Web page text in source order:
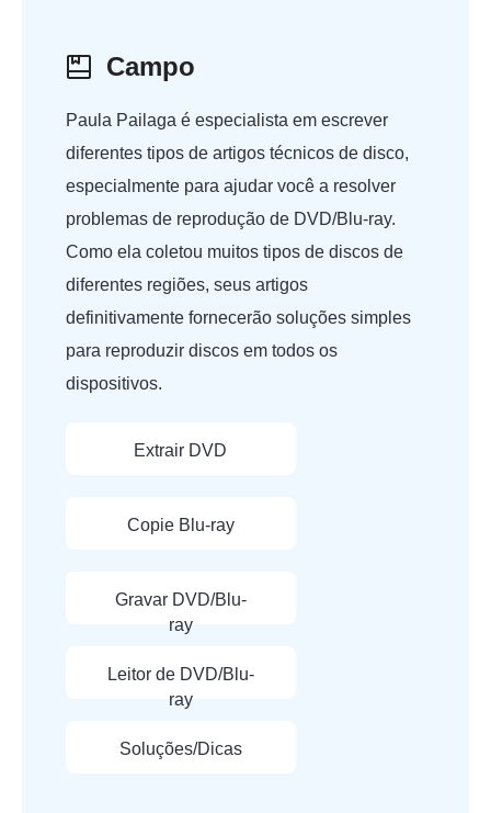
Campo
Paula Pailaga é especialista em escrever
diferentes tipos de artigos técnicos de disco,
especialmente para ajudar você a resolver
problemas de reprodução de DVD/Blu-ray.
Como ela coletou muitos tipos de discos de
diferentes regiões, seus artigos
definitivamente fornecerão soluções simples
para reproduzir discos em todos os
dispositivos.
Extrair DVD
Copie Blu-ray
Gravar DVD/Blu-
ray
Leitor de DVD/Blu-
ray
Soluções/Dicas